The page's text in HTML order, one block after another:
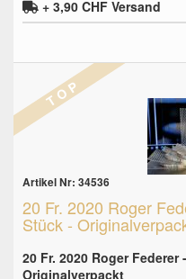
+ 3,90 CHF Versand
T O P
Artikel Nr: 34536
20 Fr. 2020 Roger
Stück -
20 Fr. 2020 Roger
Originalverpackt